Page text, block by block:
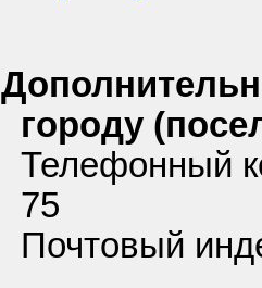
городу
Телефонный
75
Почтовый